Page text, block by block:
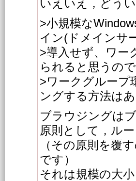
いえいえ，どう
>小規模な
イン(ドメインサ
>導入せず、ワー
られると思うので
>ワークグループ
ングする方法は
ブラウジングは
原則として，ル
（その原則を覆
です）
それは規模の大